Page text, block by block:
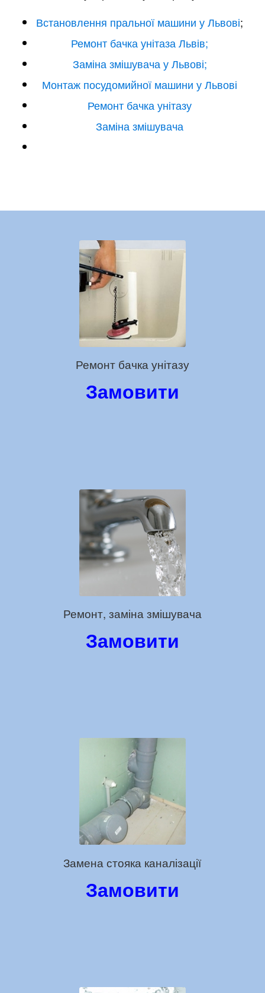
Встановлення пральної машини у Львові;
Ремонт бачка унітаза Львів;
Заміна змішувача у Львові;
Монтаж посудомийної машини у Львові
Ремонт бачка унітазу
Заміна змішувача
Ремонт бачка унітазу
Замовити
Ремонт, заміна змішувача
Замовити
Замена стояка каналізації
Замовити